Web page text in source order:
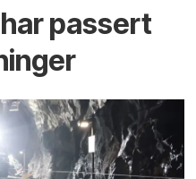
passert